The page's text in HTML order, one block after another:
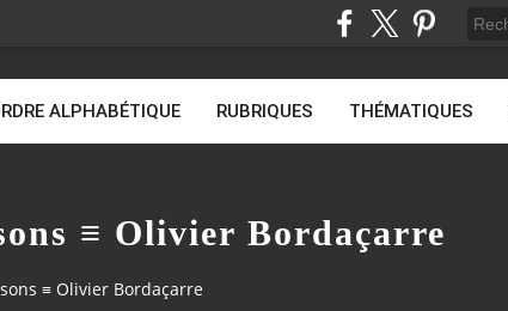
ALPHABÉTIQUE RUBRIQUES THÉMATIQUES
≡ Olivier Bordaçarre
≡ Olivier Bordaçarre